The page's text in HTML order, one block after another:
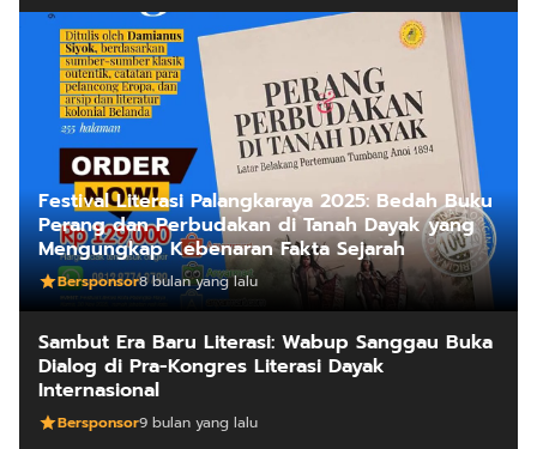
Festival Literasi Palangkaraya 2025: Bedah Buku
Perang dan Perbudakan di Tanah Dayak yang
Mengungkap Kebenaran Fakta Sejarah
Bersponsor8 bulan yang lalu
Sambut Era Baru Literasi: Wabup Sanggau Buka
Dialog di Pra-Kongres Literasi Dayak
Internasional
Bersponsor9 bulan yang lalu